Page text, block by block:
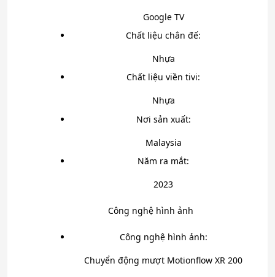
Google TV
Chất liệu chân đế:
Nhựa
Chất liệu viền tivi:
Nhựa
Nơi sản xuất:
Malaysia
Năm ra mắt:
2023
Công nghệ hình ảnh
Công nghệ hình ảnh:
Chuyển động mượt Motionflow XR 200